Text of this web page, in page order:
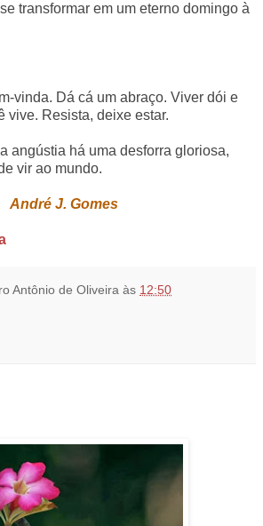
transformar em um eterno domingo à
vinda. Dá cá um abraço. Viver dói e
vive. Resista, deixe estar.
angústia há uma desforra gloriosa,
vir ao mundo.
André J. Gomes
Antônio de Oliveira às 12:50